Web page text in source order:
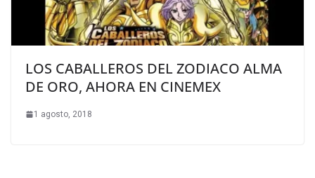
LOS CABALLEROS DEL ZODIACO ALMA
DE ORO, AHORA EN CINEMEX
1 agosto, 2018